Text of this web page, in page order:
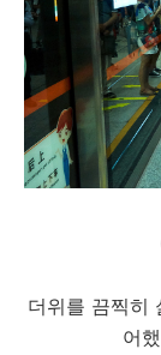
더위를 끔찍히
어